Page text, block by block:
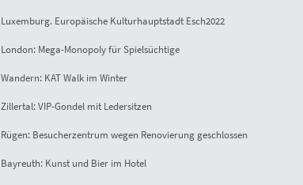
Luxemburg. Europäische Kulturhauptstadt Esch2022
London: Mega-Monopoly für Spielsüchtige
Wandern: KAT Walk im Winter
Zillertal: VIP-Gondel mit Ledersitzen
Rügen: Besucherzentrum wegen Renovierung geschlossen
Bayreuth: Kunst und Bier im Hotel